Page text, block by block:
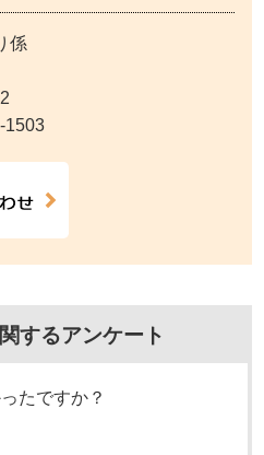
係
1503
するアンケート
たですか？